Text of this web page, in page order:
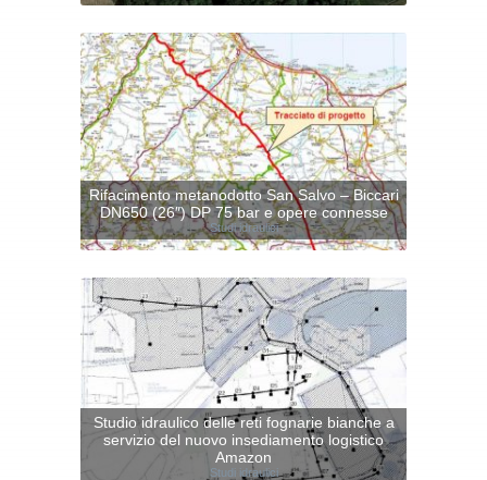
Rifacimento metanodotto San Salvo – Biccari
DN650 (26″) DP 75 bar e opere connesse
Studi idraulici
Studio idraulico delle reti fognarie bianche a
servizio del nuovo insediamento logistico
Amazon
Studi idraulici